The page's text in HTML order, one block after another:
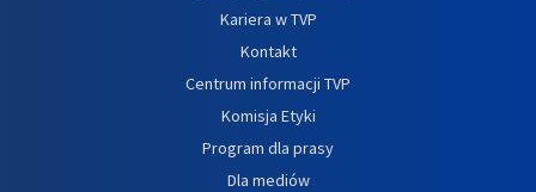
Kariera w TVP
Kontakt
Centrum informacji TVP
Komisja Etyki
Program dla prasy
Dla mediów